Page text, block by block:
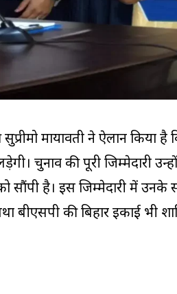
मायावती ने ऐलान किया है
चुनाव की पूरी जिम्मेदारी
सौंपी है। इस जिम्मेदारी में उनके
बीएसपी की बिहार इकाई भी